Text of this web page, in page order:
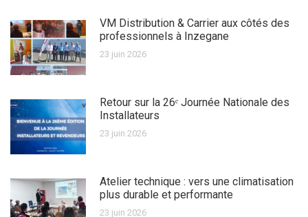
VM Distribution & Carrier aux côtés des
professionnels à Inzegane
23 juin 2026
Retour sur la 26ᵉ Journée Nationale des
Installateurs
23 juin 2026
Atelier technique : vers une climatisation
plus durable et performante
23 juin 2026